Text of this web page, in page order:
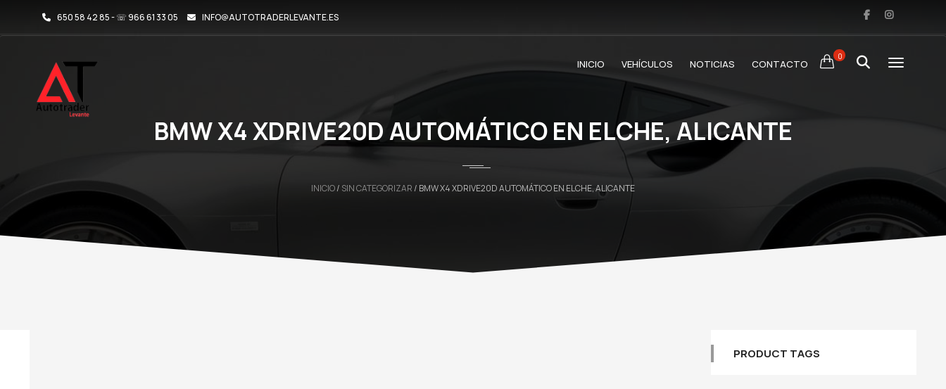
650 58 42 85 - ☏ 966 61 33 05 INFO@AUTOTRADERLEVANTE.ES
0
INICIO VEHÍCULOS NOTICIAS CONTACTO
BMW X4 XDRIVE20D AUTOMÁTICO EN ELCHE, ALICANTE
INICIO/ SIN CATEGORIZAR/ BMW X4 XDRIVE20D AUTOMÁTICO EN ELCHE, ALICANTE
PRODUCT TAGS